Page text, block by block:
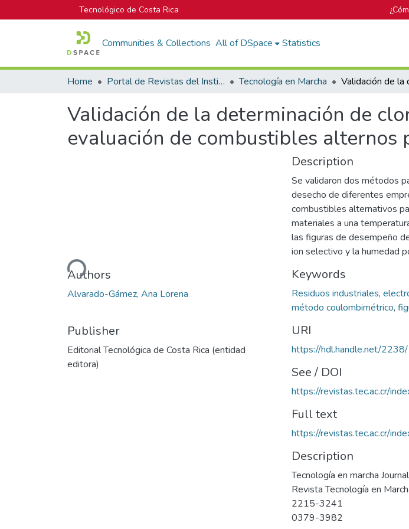
Tecnológico de Costa Rica
Communities & Collections All of DSpace Statistics
Home Portal de Revistas del Instituto Tecnológico de Costa Rica Tecnología en Marcha
Validación de la determinación de
evaluación de combustibles alternos
Loading...
Authors
Alvarado-Gámez, Ana Lorena
Publisher
Editorial Tecnológica de Costa Rica (entidad
editora)
Description
Se validaron dos métodos
desecho de diferentes
combustibles alternativos
materiales a una
las figuras de desempeño
ion selectivo y la humedad
Keywords
Residuos industriales,
método coulombimétrico,
URI
https://hdl.handle.net/
See / DOI
https://revistas.tec.ac.cr/
Full text
https://revistas.tec.ac.cr/
Description
Tecnología en marcha
Revista Tecnología en
2215-3241
0379-3982